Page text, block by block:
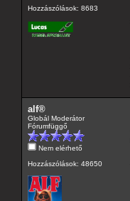
Hozzászólások: 8683
alf®
Globál Moderátor
Fórumfüggő
Nem elérhető
Hozzászólások: 48650